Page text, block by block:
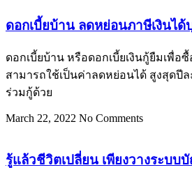
ดอกเบี้ยบ้าน ลดหย่อนภาษีเงินไ
ดอกเบี้ยบ้าน หรือดอกเบี้ยเงินกู้ยืมเพื่อ
สามารถใช้เป็นค่าลดหย่อนได้ สูงสุดปีล
ร่วมกู้ด้วย
March 22, 2022 No Comments
รู้แล้วชีวิตเปลี่ยน เพียงวางระบบ